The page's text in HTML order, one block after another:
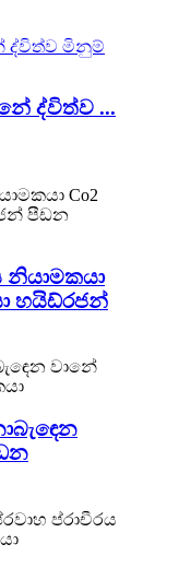
ද්විත්ව ...
නියාමකයා
හයිඩ්රජන්